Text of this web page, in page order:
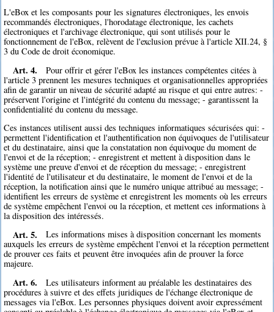
L'eBox et les composants pour les signatures électroniques, les envois
recommandés électroniques, l'horodatage électronique, les cachets
électroniques et l'archivage électronique, qui sont utilisés pour le
fonctionnement de l'eBox, relèvent de l'exclusion prévue à l'article XII.24, §
3 du Code de droit économique.
Art. 4.
Pour offrir et gérer l'eBox les instances compétentes citées à
l'article 3 prennent les mesures techniques et organisationnelles appropriées
afin de garantir un niveau de sécurité adapté au risque et qui entre autres: -
préservent l'origine et l'intégrité du contenu du message; - garantissent la
confidentialité du contenu du message.
Ces instances utilisent aussi des techniques informatiques sécurisées qui: -
permettent l'identification et l'authentification non équivoques de l'utilisateur
et du destinataire, ainsi que la constatation non équivoque du moment de
l'envoi et de la réception; - enregistrent et mettent à disposition dans le
système une preuve d'envoi et de réception du message; - enregistrent
l'identité de l'utilisateur et du destinataire, le moment de l'envoi et de la
réception, la notification ainsi que le numéro unique attribué au message; -
identifient les erreurs de système et enregistrent les moments où les erreurs
de système empêchent l'envoi ou la réception, et mettent ces informations à
la disposition des intéressés.
Art. 5.
Les informations mises à disposition concernant les moments
auxquels les erreurs de système empêchent l'envoi et la réception permettent
de prouver ces faits et peuvent être invoquées afin de prouver la force
majeure.
Art. 6.
Les utilisateurs informent au préalable les destinataires des
procédures à suivre et des effets juridiques de l'échange électronique de
messages via l'eBox. Les personnes physiques doivent avoir expressément